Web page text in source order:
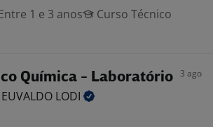
1 e 3 anos
Curso Técnico
Química - Laboratório 3 ago
LODI